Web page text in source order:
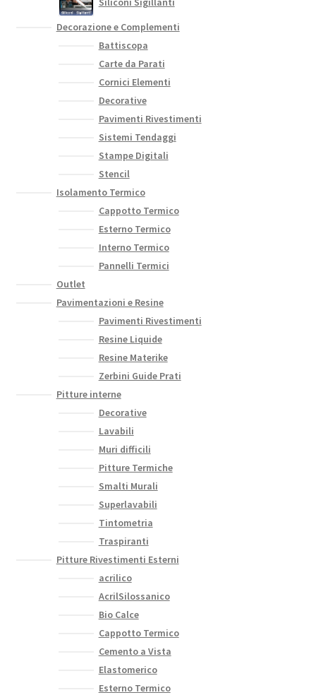
Decorazione e Complementi
Battiscopa
Carte da Parati
Cornici Elementi
Decorative
Pavimenti Rivestimenti
Sistemi Tendaggi
Stampe Digitali
Stencil
Isolamento Termico
Cappotto Termico
Esterno Termico
Interno Termico
Pannelli Termici
Outlet
Pavimentazioni e Resine
Pavimenti Rivestimenti
Resine Liquide
Resine Materike
Zerbini Guide Prati
Pitture interne
Decorative
Lavabili
Muri difficili
Pitture Termiche
Smalti Murali
Superlavabili
Tintometria
Traspiranti
Pitture Rivestimenti Esterni
acrilico
AcrilSilossanico
Bio Calce
Cappotto Termico
Cemento a Vista
Elastomerico
Esterno Termico